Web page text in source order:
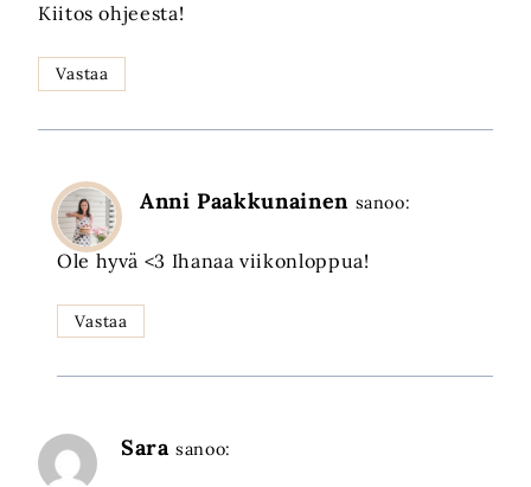
Kiitos ohjeesta!
Vastaa
Anni Paakkunainen sanoo:
Ole hyvä <3 Ihanaa viikonloppua!
Vastaa
Sara sanoo: